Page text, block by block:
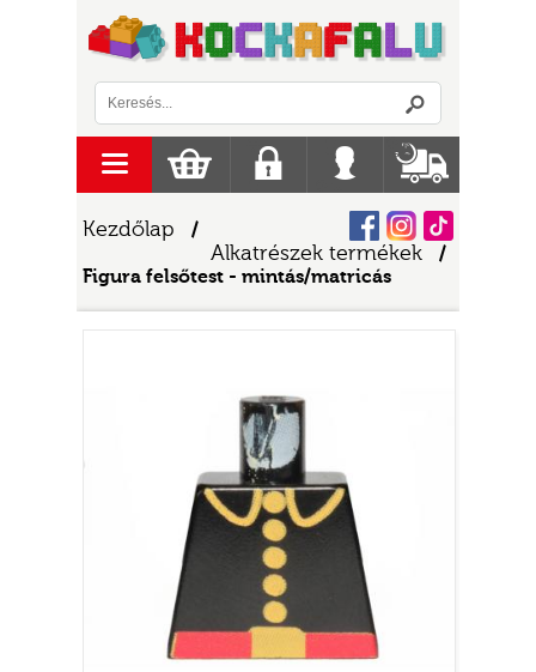
Kezdőlap /
Alkatrészek termékek
/
Figura felsőtest - mintás/matricás